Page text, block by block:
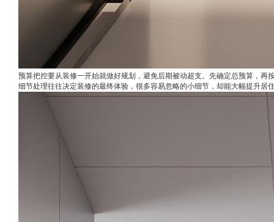
预算把控要从装修一开始就做好规划，避免后期被动超支。先确定总预算，
细节处理往往决定装修的最终体验，很多容易忽略的小细节，却能大幅提升